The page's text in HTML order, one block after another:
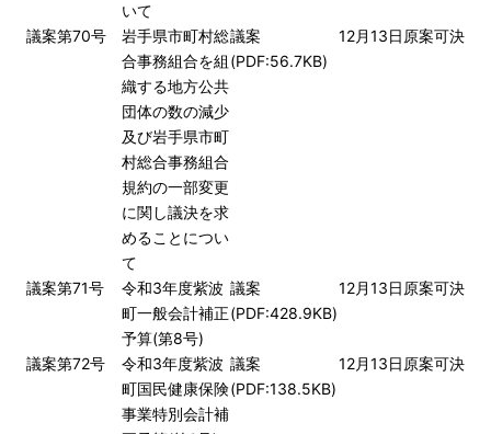
いて
議案第70号
岩手県市町村総
合事務組合を組
織する地方公共
団体の数の減少
及び岩手県市町
村総合事務組合
規約の一部変更
に関し議決を求
めることについ
て
議案
(PDF:56.7KB)
12月13日 原案可決
議案第71号
令和3年度紫波
町一般会計補正
予算(第8号)
議案
(PDF:428.9KB)
12月13日 原案可決
議案第72号
令和3年度紫波
町国民健康保険
事業特別会計補
議案
(PDF:138.5KB)
12月13日 原案可決